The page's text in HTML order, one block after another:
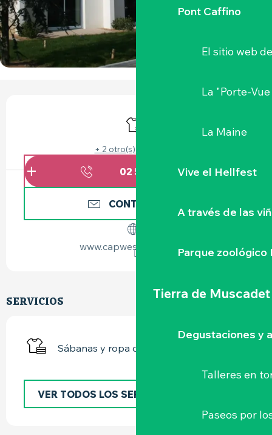
Pont Caffino
El sitio web
La "Porte-Vue
La Maine
Vive el Hellfest
A través de las
Parque zoológico
Tierra de Muscadet
Degustaciones y
Talleres en
Paseos por
HORARIOS Y DATOS DE CONTACTO
Sábanas y ropa de cama
+ 2 otro(s) servicio(s)
02 51 79 47▒▒
CONTÁCTENOS
www.capwestresidence.fr
SERVICIOS
Sábanas y ropa de cama
VER TODOS LOS SERVICIOS